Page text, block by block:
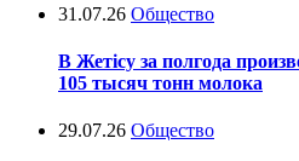
31.07.26 Общество
В Жетісу за полгода
105 тысяч тонн молока
29.07.26 Общество